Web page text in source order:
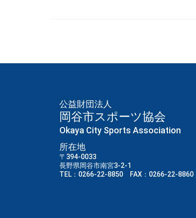
公益財団法人
岡谷市スポーツ協会
Okaya City Sports Association
所在地
〒394-0033
長野県岡谷市南宮3-2-1
TEL：0266-22-8850 FAX：0266-22-8860